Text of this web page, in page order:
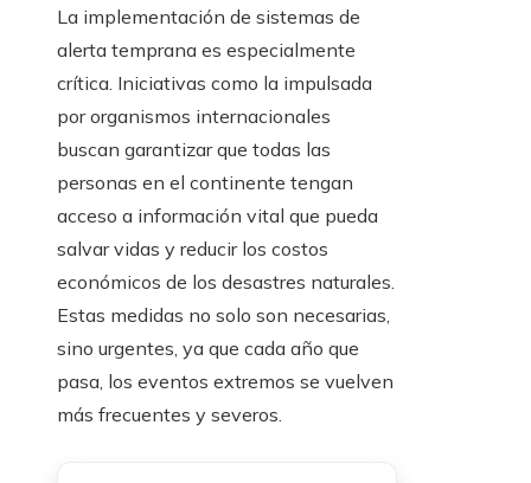
La implementación de sistemas de
alerta temprana es especialmente
crítica. Iniciativas como la impulsada
por organismos internacionales
buscan garantizar que todas las
personas en el continente tengan
acceso a información vital que pueda
salvar vidas y reducir los costos
económicos de los desastres naturales.
Estas medidas no solo son necesarias,
sino urgentes, ya que cada año que
pasa, los eventos extremos se vuelven
más frecuentes y severos.